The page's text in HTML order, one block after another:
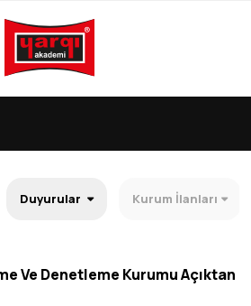
Duyurular Kurum İlanları
Ve Denetleme Kurumu Açıktan